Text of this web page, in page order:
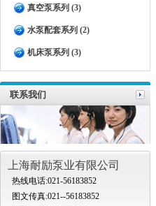
真空泵系列 (3)
水泵配套系列 (2)
机床泵系列 (3)
联系我们
上海耐励泵业有限公司
热线电话:021-56183852
图文传真:021--56183852